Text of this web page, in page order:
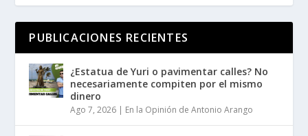
PUBLICACIONES RECIENTES
¿Estatua de Yuri o pavimentar calles? No
necesariamente compiten por el mismo
dinero
Ago 7, 2026 | En la Opinión de Antonio Arango